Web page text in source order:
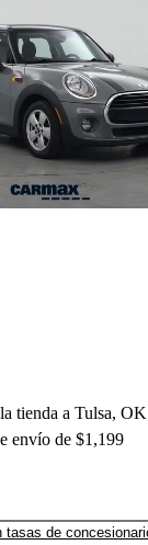
tienda a Tulsa, OK
envío de $1,199
tasas de